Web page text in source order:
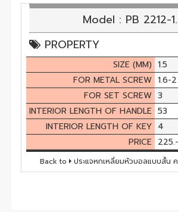
Model : PB 2212-
PROPERTY
SIZE (MM) 1.5
FOR METAL SCREW 1.6-2
FOR SET SCREW 3
INTERIOR LENGTH OF HANDLE 53
INTERIOR LENGTH OF KEY 4
PRICE 225.-
Back to ประแจหกเหลี่ยมหัวบอลแบบสั้น